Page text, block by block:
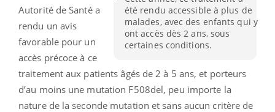
été rendu accessible à plus de
malades, avec des enfants qui y
ont accès dès 2 ans, sous
certaines conditions.
Autorité de Santé a
rendu un avis
favorable pour un
accès précoce à ce
traitement aux patients âgés de 2 à 5 ans, et porteurs
d’au moins une mutation F508del, peu importe la
nature de la seconde mutation et sans aucun critère de